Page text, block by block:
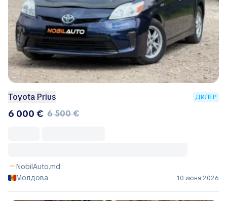
Toyota Prius ДИЛЕР
6 000 € 6 500 €
NobilAuto.md
Молдова
10 июня 2026